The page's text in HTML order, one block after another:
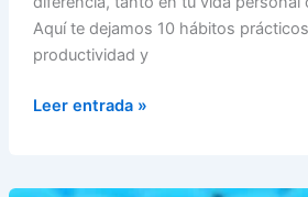
Aquí te dejamos 10 hábitos
productividad y
10
Para
Leer entrada »